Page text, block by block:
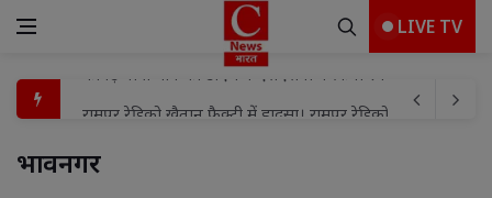
LIVE TV
रामपुर रेडिको खैतान फैक्ट्री में हादसा। रामपुर रेडिको खैतान फैक्ट्री
बच्चों के बीच मामूली विवाद में हौसला बुलंद दबंगों ने घर में घुसकर
भावनगर